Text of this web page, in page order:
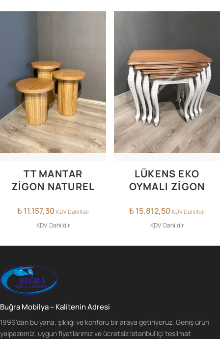
TT MANTAR
ZIGON NATUREL
₺11.157,30 KDV Dahilldir
KDV Dahildir
LÜKENS EKO
OYMALI ZİGON
₺15.812,50 KDV Dahilldir
KDV Dahildir
Buğra Mobilya – Kalitenin Adresi
1996'dan bu yana, şıklığı ve konforu bir araya getiriyoruz. Geniş ürün
yelpazemiz, uygun fiyatlarımız ve ücretsiz İstanbul içi teslimat